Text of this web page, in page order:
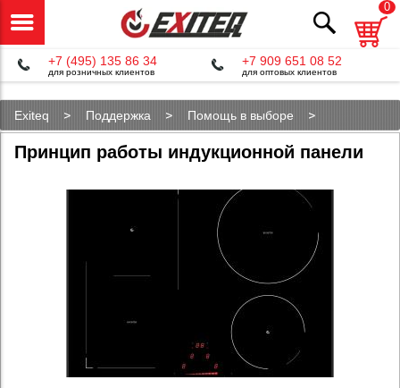
0
+7 (495) 135 86 34
для розничных клиентов
+7 909 651 08 52
для оптовых клиентов
Exiteq Поддержка
Помощь в выборе
Принцип работы индукционной панели
Принцип работы индукционной панели